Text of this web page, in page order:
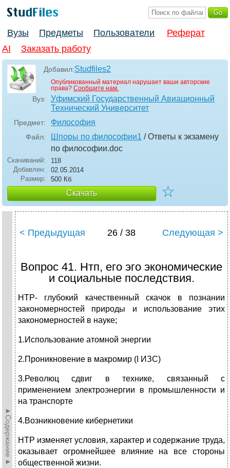
Вузы Предметы Пользователи
Реферат
AI
Заказать работу
Добавил:Studfiles2
Опубликованный материал нарушает ваши авторские
права? Сообщите нам.
Вуз:
Уфимский Государственный Авиационный
Технический Университет
Предмет: Философия
Файл: Шпоры по философии1 / Ответы к экзамену
по философии.doc
Скачиваний:
118
Добавлен:
02.05.2014
Размер:
500 Кб
Скачать ☆
►Содержание►
< Предыдущая 26 / 38 Следующая >
Вопрос 41. Нтп, его эго экономические
и социальные последствия.
НТР- глубокий качественный скачок в познании
закономерностей природы и использование этих
закономерностей в науке;
1.Использование атомной энергии
2.Проникновение в макромир (I ИЗС)
3.Революц сдвиг в технике, связанный с
применением электроэнергии в промышленности и
на транспорте
4.Возникновение кибернетики
НТР изменяет условия, характер и содержание труда,
оказывает огромнейшее влияние на все стороны
общественной жизни.